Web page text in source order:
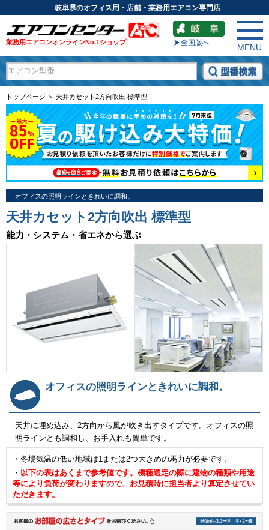
岐阜県のオフィス用・店舗・業務用エアコン専門店
業務用エアコンオンラインNo.1ショップ 全国版へ
MENU
トップページ ＞ 天井カセット2方向吹出 標準型
オフィスの照明ラインときれいに調和。
天井カセット2方向吹出 標準型
能力・システム・省エネから選ぶ
オフィスの照明ラインときれいに調和。
天井に埋め込み、2方向から風が吹き出すタイプです。オフィスの照
明ラインとも調和し、お手入れも簡単です。
・冬場気温の低い地域は1または2つ大きめの馬力が必要です。
・ 以下の表はあくまで参考値です。機種選定の際に建物の種類や用途
等により負荷が変わりますので、お見積時に担当者より算定させてい
ただきます。